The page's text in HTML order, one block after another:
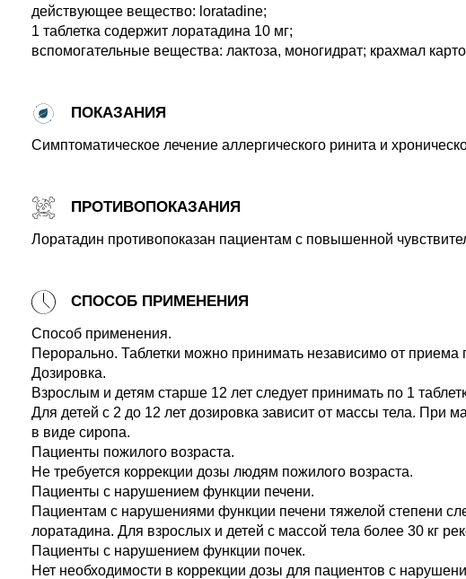
действующее вещество: loratadine;
1 таблетка содержит лоратадина 10 мг;
вспомогательные вещества: лактоза, моногидрат; крахмал
ПОКАЗАНИЯ
Симптоматическое лечение аллергического ринита и
ПРОТИВОПОКАЗАНИЯ
Лоратадин противопоказан пациентам с повышенной
СПОСОБ ПРИМЕНЕНИЯ
Способ применения.
Перорально. Таблетки можно принимать независимо от приема
Дозировка.
Взрослым и детям старше 12 лет следует принимать по 1
Для детей с 2 до 12 лет дозировка зависит от массы тела. При
в виде сиропа.
Пациенты пожилого возраста.
Не требуется коррекции дозы людям пожилого возраста.
Пациенты с нарушением функции печени.
Пациентам с нарушениями функции печени тяжелой степени
лоратадина. Для взрослых и детей с массой тела более 30 кг
Пациенты с нарушением функции почек.
Нет необходимости в коррекции дозы для пациентов с